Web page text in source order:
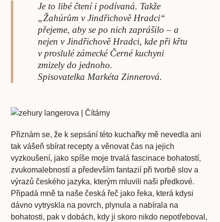
Je to libé čtení i podívaná. Takže
„Žahúrům v Jindřichově Hradci“
přejeme, aby se po nich zaprášilo – a
nejen v Jindřichově Hradci, kde při křtu
v proslulé zámecké Černé kuchyni
zmizely do jednoho.
Spisovatelka Markéta Zinnerová.
Přiznám se, že k sepsání této kuchařky mě nevedla ani
tak vášeň sbírat recepty a věnovat čas na jejich
vyzkoušení, jako spíše moje trvalá fascinace bohatostí,
zvukomalebností a především fantazií při tvorbě slov a
výrazů českého jazyka, kterým mluvili naši předkové.
Připadá mně ta naše česká řeč jako řeka, která kdysi
dávno vytryskla na povrch, plynula a nabírala na
bohatosti, pak v dobách, kdy ji skoro nikdo nepotřeboval,